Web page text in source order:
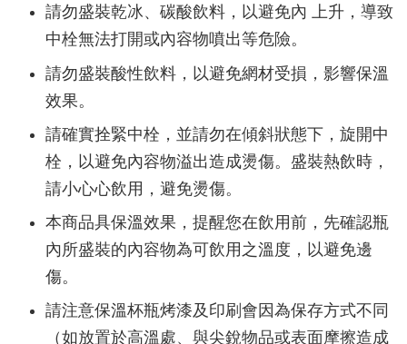
請勿盛裝乾冰、碳酸飲料，以避免內 上升，導致
中栓無法打開或內容物噴出等危險。
請勿盛裝酸性飲料，以避免網材受損，影響保溫
效果。
請確實拴緊中栓，並請勿在傾斜狀態下，旋開中
栓，以避免內容物溢出造成燙傷。盛裝熱飲時，
請小心心飲用，避免燙傷。
本商品具保溫效果，提醒您在飲用前，先確認瓶
內所盛裝的內容物為可飲用之溫度，以避免邊
傷。
請注意保溫杯瓶烤漆及印刷會因為保存方式不同
（如放置於高溫處、與尖銳物品或表面摩擦造成